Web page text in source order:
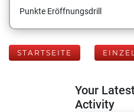
Punkte Eröffnungsdrill
STARTSEITE
Your
Activity